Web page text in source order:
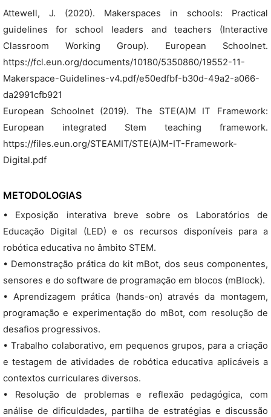
Attewell, J. (2020). Makerspaces in schools: Practical
guidelines for school leaders and teachers (Interactive
Classroom Working Group). European Schoolnet.
https://fcl.eun.org/documents/10180/5350860/19552-11-
Makerspace-Guidelines-v4.pdf/e50edfbf-b30d-49a2-a066-
da2991cfb921
European Schoolnet (2019). The STE(A)M IT Framework:
European integrated Stem teaching framework.
https://files.eun.org/STEAMIT/STE(A)M-IT-Framework-
Digital.pdf
METODOLOGIAS
• Exposição interativa breve sobre os Laboratórios de
Educação Digital (LED) e os recursos disponíveis para a
robótica educativa no âmbito STEM.
• Demonstração prática do kit mBot, dos seus componentes,
sensores e do software de programação em blocos (mBlock).
• Aprendizagem prática (hands-on) através da montagem,
programação e experimentação do mBot, com resolução de
desafios progressivos.
• Trabalho colaborativo, em pequenos grupos, para a criação
e testagem de atividades de robótica educativa aplicáveis a
contextos curriculares diversos.
• Resolução de problemas e reflexão pedagógica, com
análise de dificuldades, partilha de estratégias e discussão